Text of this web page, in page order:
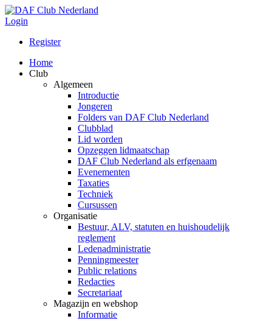
Login
Register
Home
Club
Algemeen
Introductie
Jongeren
Folders van DAF Club Nederland
Clubblad
Lid worden
Opzeggen lidmaatschap
DAF Club Nederland als erfgenaam
Evenementen
Taxaties
Techniek
Cursussen
Organisatie
Bestuur, ALV, statuten en huishoudelijk
reglement
Ledenadministratie
Penningmeester
Public relations
Redacties
Secretariaat
Magazijn en webshop
Informatie